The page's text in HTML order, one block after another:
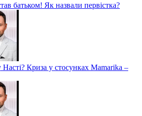
батьком! Як назвали первістка?
Криза у стосунках Mamarika –